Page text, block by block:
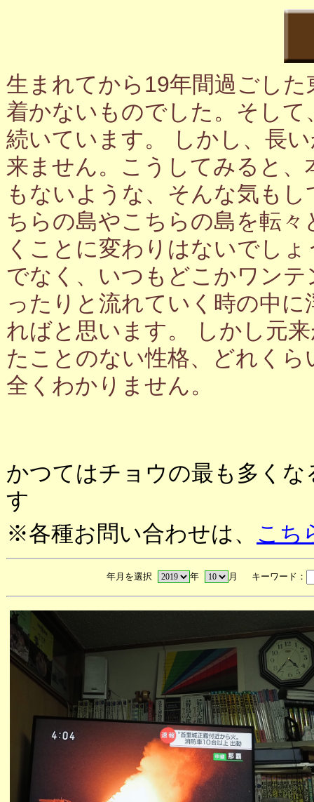
生まれてから19年間過ごし
着かないものでした。そし
続いています。 しかし、長
来ません。こうしてみると
もないような、そんな気も
ちらの島やこちらの島を転
くことに変わりはないでし
でなく、いつもどこかワン
ったりと流れていく時の中
ればと思います。 しかし元
たことのない性格、どれく
全くわかりません。
かつてはチョウの最も多く
す
※各種お問い合わせは、 こち
年月を選択 年 月 キーワード：